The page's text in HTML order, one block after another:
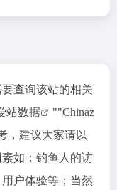
查询该站的相关
站数据 ""Chinaz
，建议大家请以
如：钓鱼人的访
户体验等；当然